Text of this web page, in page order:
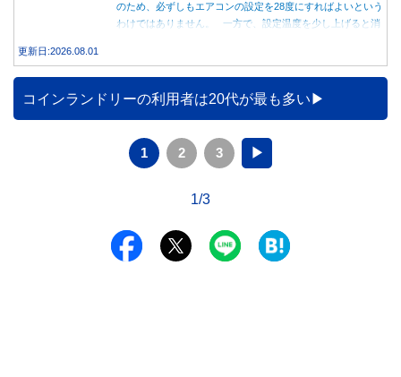
のため、必ずしもエアコンの設定を28度にすればよいという
わけではありません。 一方で、設定温度を少し上げると消
データをもとに、節約効果の目安と快適に過ごすためのポイ
ントを分かりやすく解説します。
更新日:2026.08.01
コインランドリーの利用者は20代が最も多い
1 2 3 ▶
1/3